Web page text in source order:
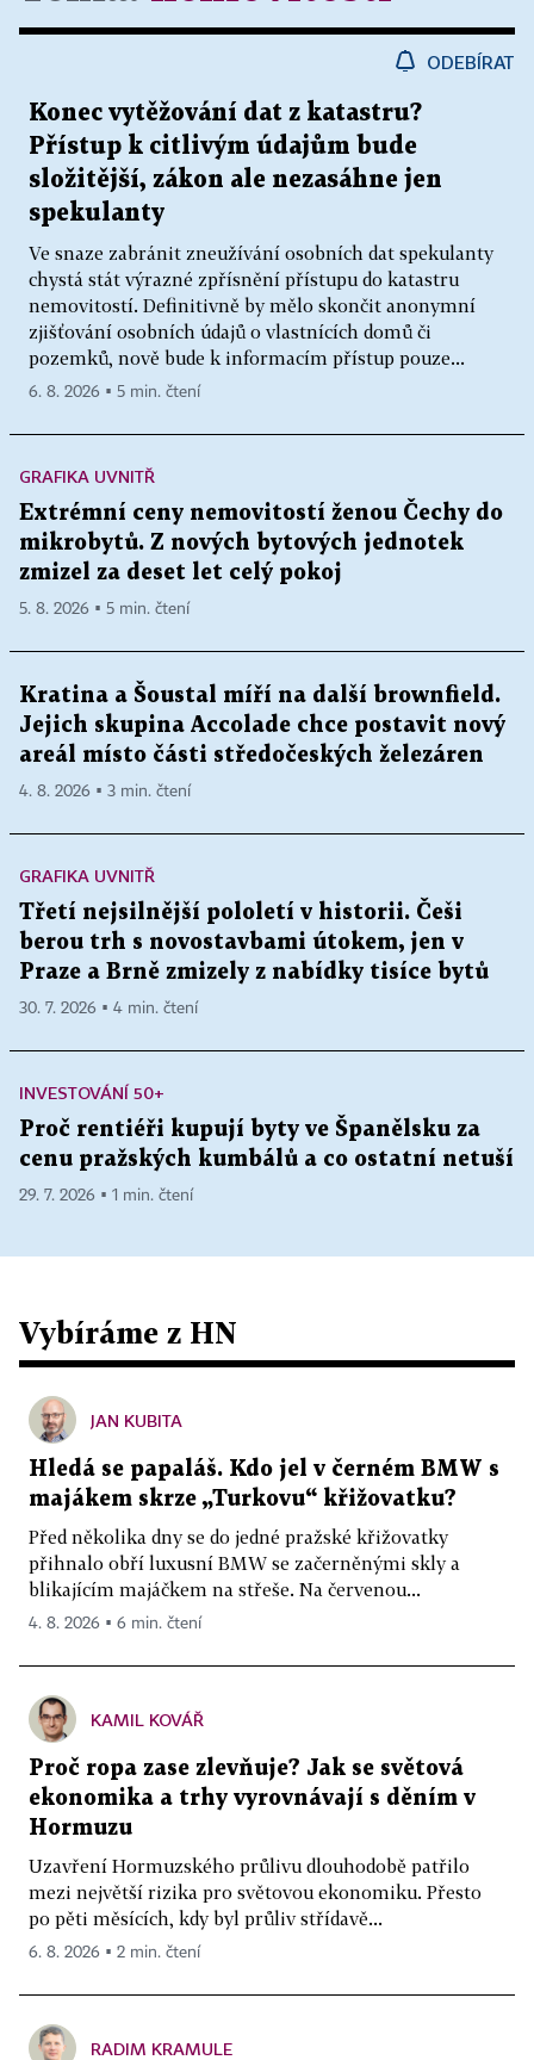
ODEBÍRAT
Konec vytěžování dat z katastru?
Přístup k citlivým údajům bude
složitější, zákon ale nezasáhne jen
spekulanty
Ve snaze zabránit zneužívání osobních dat spekulanty
chystá stát výrazné zpřísnění přístupu do katastru
nemovitostí. Definitivně by mělo skončit anonymní
zjišťování osobních údajů o vlastnících domů či
pozemků, nově bude k informacím přístup pouze...
6. 8. 2026 ▪ 5 min. čtení
GRAFIKA UVNITŘ
Extrémní ceny nemovitostí ženou Čechy do
mikrobytů. Z nových bytových jednotek
zmizel za deset let celý pokoj
5. 8. 2026 ▪ 5 min. čtení
Kratina a Šoustal míří na další brownfield.
Jejich skupina Accolade chce postavit nový
areál místo části středočeských železáren
4. 8. 2026 ▪ 3 min. čtení
GRAFIKA UVNITŘ
Třetí nejsilnější pololetí v historii. Češi
berou trh s novostavbami útokem, jen v
Praze a Brně zmizely z nabídky tisíce bytů
30. 7. 2026 ▪ 4 min. čtení
INVESTOVÁNÍ 50+
Proč rentiéři kupují byty ve Španělsku za
cenu pražských kumbálů a co ostatní netuší
29. 7. 2026 ▪ 1 min. čtení
Vybíráme z HN
JAN KUBITA
Hledá se papaláš. Kdo jel v černém BMW s
majákem skrze „Turkovu“ křižovatku?
Před několika dny se do jedné pražské křižovatky
přihnalo obří luxusní BMW se začerněnými skly a
blikajícím majáčkem na střeše. Na červenou...
4. 8. 2026 ▪ 6 min. čtení
KAMIL KOVÁŘ
Proč ropa zase zlevňuje? Jak se světová
ekonomika a trhy vyrovnávají s děním v
Hormuzu
Uzavření Hormuzského průlivu dlouhodobě patřilo
mezi největší rizika pro světovou ekonomiku. Přesto
po pěti měsících, kdy byl průliv střídavě...
6. 8. 2026 ▪ 2 min. čtení
RADIM KRAMULE